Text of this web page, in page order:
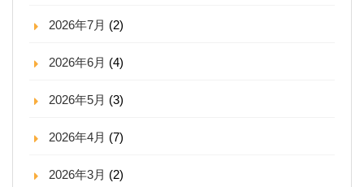
2026年7月 (2)
2026年6月 (4)
2026年5月 (3)
2026年4月 (7)
2026年3月 (2)